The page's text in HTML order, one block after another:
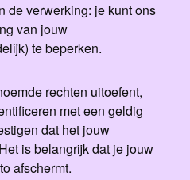
de verwerking: je kunt ons
van jouw
te beperken.
rechten uitoefent,
met een geldig
dat het jouw
is belangrijk dat je jouw
afschermt.